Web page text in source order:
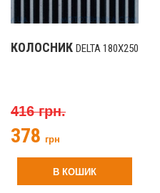
КОЛОСНИК DELTA 180Х250
416 грн.
378 грн
В КОШИК